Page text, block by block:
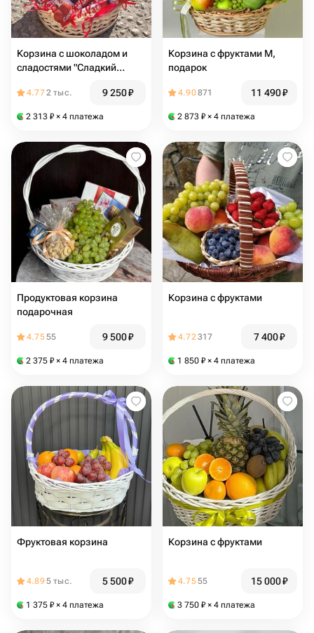
Корзина с шоколадом и
сладостями "Сладкий
4.772 тыс. 9 250₽
2 313 ₽ × 4 платежа
Корзина с фруктами М,
подарок
4.90871 11 490₽
2 873 ₽ × 4 платежа
Продуктовая корзина
подарочная
4.7555 9 500₽
2 375 ₽ × 4 платежа
Корзина с фруктами
4.72317 7 400₽
1 850 ₽ × 4 платежа
Фруктовая корзина
4.895 тыс. 5 500₽
1 375 ₽ × 4 платежа
Корзина с фруктами
4.7555 15 000₽
3 750 ₽ × 4 платежа